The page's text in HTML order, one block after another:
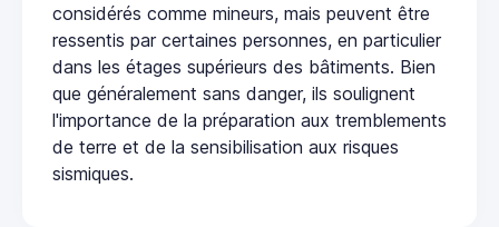
considérés comme mineurs, mais peuvent être
ressentis par certaines personnes, en particulier
dans les étages supérieurs des bâtiments. Bien
que généralement sans danger, ils soulignent
l'importance de la préparation aux tremblements
de terre et de la sensibilisation aux risques
sismiques.